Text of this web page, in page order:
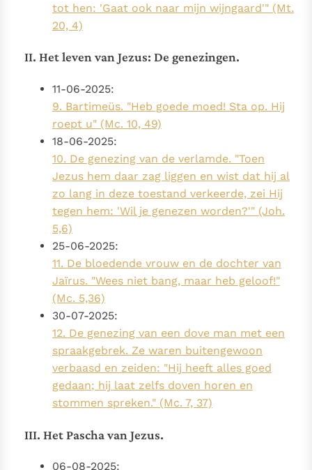
tot hen: 'Gaat ook naar mijn wijngaard'" (Mt.
20, 4)
II. Het leven van Jezus: De genezingen.
11-06-2025:
9. Bartimeüs. "Heb goede moed! Sta op. Hij
roept u" (Mc. 10, 49)
18-06-2025:
10. De genezing van de verlamde. "Toen
Jezus hem daar zag liggen en wist dat hij al
zo lang in deze toestand verkeerde, zei Hij
tegen hem: 'Wil je genezen worden?'" (Joh.
5,6)
25-06-2025:
11. De bloedende vrouw en de dochter van
Jaïrus. "Wees niet bang, maar heb geloof!"
(Mc. 5,36)
30-07-2025:
12. De genezing van een dove man met een
spraakgebrek. Ze waren buitengewoon
verbaasd en zeiden: "Hij heeft alles goed
gedaan; hij laat zelfs doven horen en
stommen spreken." (Mc. 7, 37)
III. Het Pascha van Jezus.
06-08-2025: